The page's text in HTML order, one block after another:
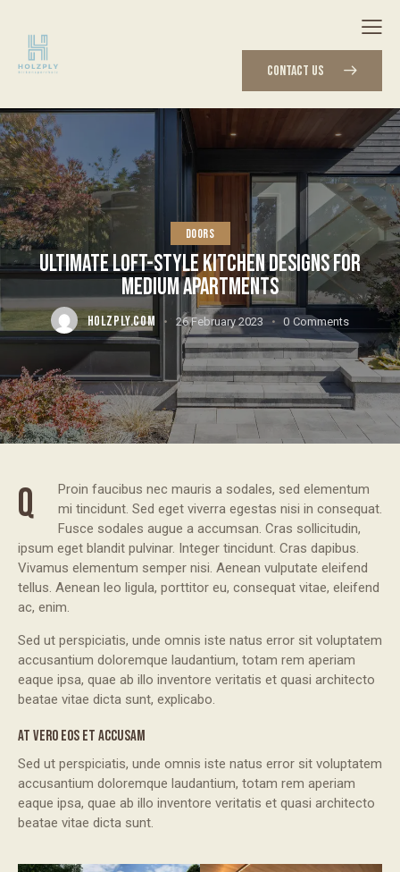
CONTACT US
DOORS
ULTIMATE LOFT-STYLE KITCHEN DESIGNS FOR
MEDIUM APARTMENTS
HOLZPLY.COM 26 February 2023 0 Comments
Q
Proin faucibus nec mauris a sodales, sed elementum
mi tincidunt. Sed eget viverra egestas nisi in consequat.
Fusce sodales augue a accumsan. Cras sollicitudin,
ipsum eget blandit pulvinar. Integer tincidunt. Cras dapibus.
Vivamus elementum semper nisi. Aenean vulputate eleifend
tellus. Aenean leo ligula, porttitor eu, consequat vitae, eleifend
ac, enim.
Sed ut perspiciatis, unde omnis iste natus error sit voluptatem
accusantium doloremque laudantium, totam rem aperiam
eaque ipsa, quae ab illo inventore veritatis et quasi architecto
beatae vitae dicta sunt, explicabo.
AT VERO EOS ET ACCUSAM
Sed ut perspiciatis, unde omnis iste natus error sit voluptatem
accusantium doloremque laudantium, totam rem aperiam
eaque ipsa, quae ab illo inventore veritatis et quasi architecto
beatae vitae dicta sunt.